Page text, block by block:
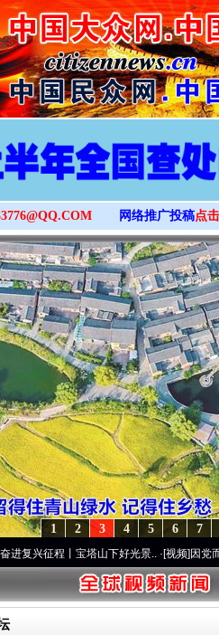
>
网络推广投稿点
7
6
5
4
3
2
1
山下好光景.. ·[视频]因党而生 为党而战——